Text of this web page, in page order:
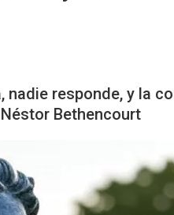
responde, y la
Bethencourt